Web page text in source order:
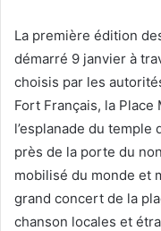
La première édition
démarré 9 janvier à
choisis par les
Fort Français, la Place
l’esplanade du
près de la porte du
mobilisé du monde et
grand concert de la
chanson locales et